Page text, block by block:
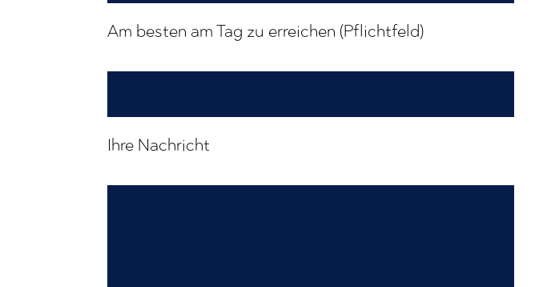
Am besten am Tag zu erreichen (Pflichtfeld)
Ihre Nachricht